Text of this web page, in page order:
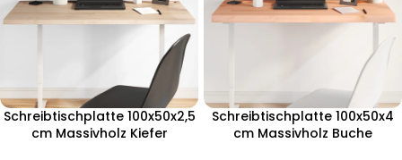
Schreibtischplatte 100x50x2,5
cm Massivholz Kiefer
Schreibtischplatte 100x50x4
cm Massivholz Buche